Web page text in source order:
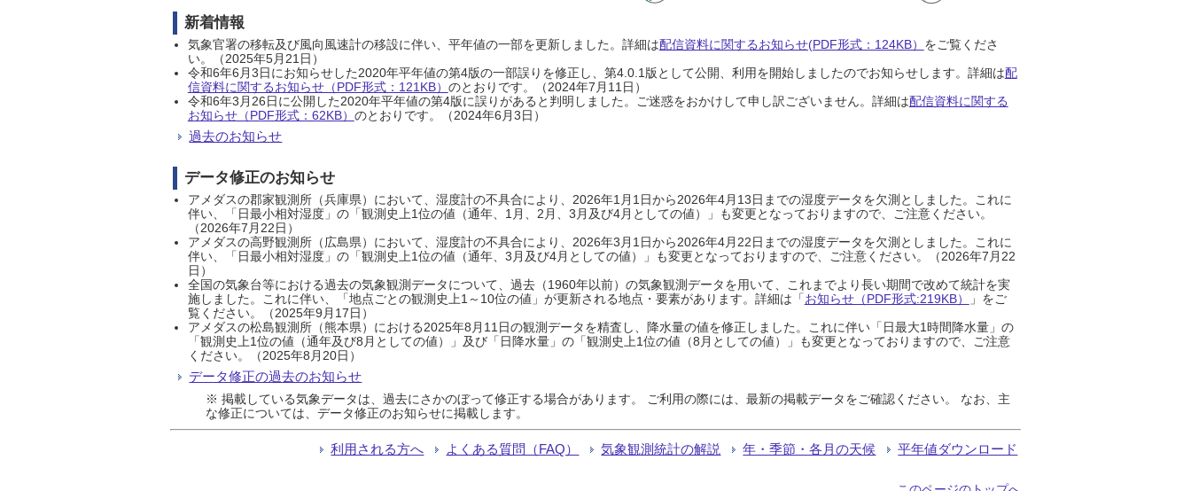
新着情報
気象官署の移転及び風向風速計の移設に伴い、平年値の一部を更新しました。詳細は配信資料に関するお知らせ(PDF形式：124KB） をご覧くださ
い。（2025年5月21日）
令和6年6月3日にお知らせした2020年平年値の第4版の一部誤りを修正し、第4.0.1版として公開、利用を開始しましたのでお知らせします。詳細は配
信資料に関するお知らせ（PDF形式：121KB） のとおりです。（2024年7月11日）
令和6年3月26日に公開した2020年平年値の第4版に誤りがあると判明しました。ご迷惑をおかけして申し訳ございません。詳細は配信資料に関する
お知らせ（PDF形式：62KB） のとおりです。（2024年6月3日）
過去のお知らせ
データ修正のお知らせ
アメダスの郡家観測所（兵庫県）において、湿度計の不具合により、2026年1月1日から2026年4月13日までの湿度データを欠測としました。これに
伴い、「日最小相対湿度」の「観測史上1位の値（通年、1月、2月、3月及び4月としての値）」も変更となっておりますので、ご注意ください。
（2026年7月22日）
アメダスの高野観測所（広島県）において、湿度計の不具合により、2026年3月1日から2026年4月22日までの湿度データを欠測としました。これに
伴い、「日最小相対湿度」の「観測史上1位の値（通年、3月及び4月としての値）」も変更となっておりますので、ご注意ください。（2026年7月22
日）
全国の気象台等における過去の気象観測データについて、過去（1960年以前）の気象観測データを用いて、これまでより長い期間で改めて統計を実
施しました。これに伴い、「地点ごとの観測史上1～10位の値」が更新される地点・要素があります。詳細は「お知らせ（PDF形式:219KB）
」をご
覧ください。（2025年9月17日）
アメダスの松島観測所（熊本県）における2025年8月11日の観測データを精査し、降水量の値を修正しました。これに伴い「日最大1時間降水量」の
「観測史上1位の値（通年及び8月としての値）」及び「日降水量」の「観測史上1位の値（8月としての値）」も変更となっておりますので、ご注意
ください。（2025年8月20日）
データ修正の過去のお知らせ
※ 掲載している気象データは、過去にさかのぼって修正する場合があります。 ご利用の際には、最新の掲載データをご確認ください。 なお、主
な修正については、データ修正のお知らせに掲載します。
利用される方へ よくある質問（FAQ） 気象観測統計の解説 年・季節・各月の天候 平年値ダウンロード